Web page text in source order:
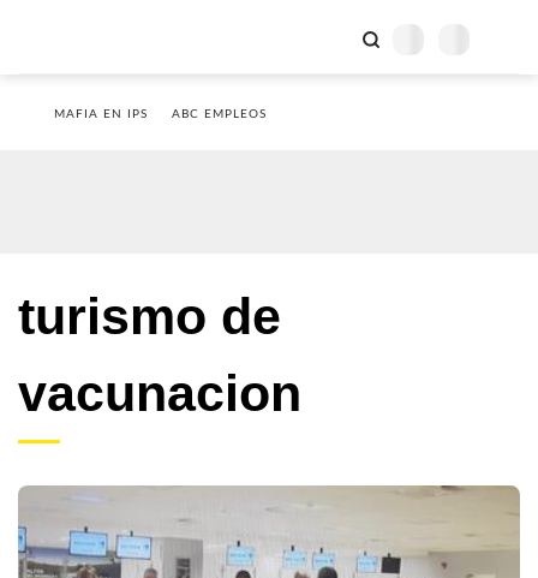
MAFIA EN IPS ABC EMPLEOS
turismo de
vacunacion